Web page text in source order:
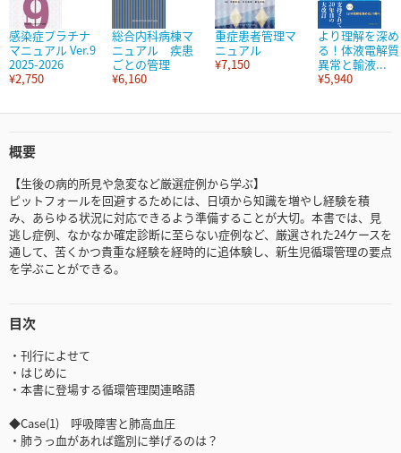
感染症プラチナ
マニュアル Ver.9
2025-2026
¥2,750
総合内科病棟マ
ニュアル 疾患
ごとの管理
¥6,160
重症患者管理マ
ニュアル
¥7,150
より理解を深め
る！体液電解質
異常と輸液...
¥5,940
概要
【生後の病的所見や急変など厳選症例から学ぶ】
ピットフォールを回避するためには、日頃から知識を増やし経験を積
み、あらゆる状況に対応できるよう準備することが大切。本書では、見
逃し症例、なかなか確定診断に至らない症例など、厳選された24ケースを
通して、苦くかつ貴重な経験を経時的に追体験し、新生児循環管理の要点
を学ぶことができる。
目次
・刊行によせて
・はじめに
・本書に登場する循環管理関連略語
◆Case(1) 呼吸障害と肺高血圧
・肺うっ血があれば鑑別に挙げるのは？